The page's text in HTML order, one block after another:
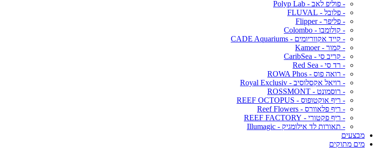
- פוליפ לאב - Polyp Lab
- פלובל - FLUVAL
- פליפר - Flipper
- קולומבו - Colombo
- קייד אקווריומים - CADE Aquariums
- קמור - Kamoer
- קריב סי - CaribSea
- רד סי - Red Sea
- רואה פוס - ROWA Phos
- רויאל אקסלוסיב - Royal Exclusiv
- רוסמונט - ROSSMONT
- ריף אוקטופוס - REEF OCTOPUS
- ריף פלאוורס - Reef Flowers
- ריף פקטורי - REEF FACTORY
- תאורות לד אילומגיק - Illumagic
מבצעים
מים מתוקים